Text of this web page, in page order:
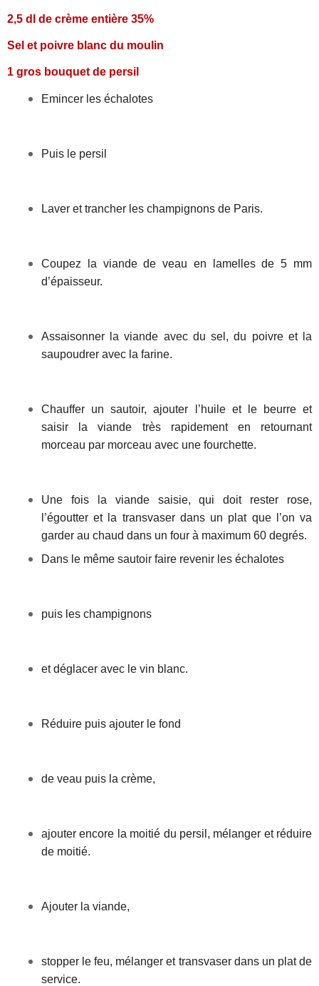
2,5 dl de crème entière 35%
Sel et poivre blanc du moulin
1 gros bouquet de persil
Emincer les échalotes
Puis le persil
Laver et trancher les champignons de Paris.
Coupez la viande de veau en lamelles de 5 mm
d’épaisseur.
Assaisonner la viande avec du sel, du poivre et la
saupoudrer avec la farine.
Chauffer un sautoir, ajouter l’huile et le beurre et
saisir la viande très rapidement en retournant
morceau par morceau avec une fourchette.
Une fois la viande saisie, qui doit rester rose,
l’égoutter et la transvaser dans un plat que l’on va
garder au chaud dans un four à maximum 60 degrés.
Dans le même sautoir faire revenir les échalotes
puis les champignons
et déglacer avec le vin blanc.
Réduire puis ajouter le fond
de veau puis la crème,
ajouter encore la moitié du persil, mélanger et réduire
de moitié.
Ajouter la viande,
stopper le feu, mélanger et transvaser dans un plat de
service.